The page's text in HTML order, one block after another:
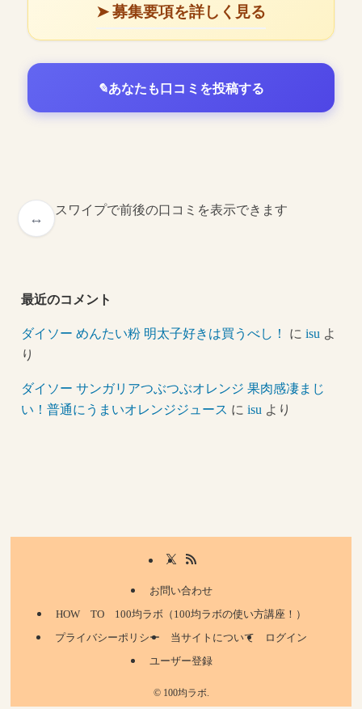
➤ 募集要項を詳しく見る
あなたも口コミを投稿する
スワイプで前後の口コミを表示できます
最近のコメント
ダイソー めんたい粉 明太子好きは買うべし！ にisu よ
り
ダイソー サンガリアつぶつぶオレンジ 果肉感凄まじ
い！普通にうまいオレンジジュース にisu より
お問い合わせ
HOW TO 100均ラボ（100均ラボの使い方講座！）
プライバシーポリシー
当サイトについて
ログイン
ユーザー登録
©100均ラボ.